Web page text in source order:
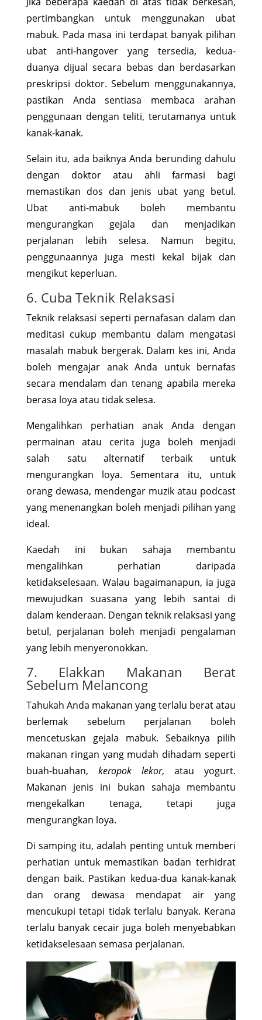
pertimbangkan untuk menggunakan ubat
mabuk. Pada masa ini terdapat banyak pilihan
ubat anti-hangover yang tersedia, kedua-
duanya dijual secara bebas dan berdasarkan
preskripsi doktor. Sebelum menggunakannya,
pastikan Anda sentiasa membaca arahan
penggunaan dengan teliti, terutamanya untuk
kanak-kanak.
Selain itu, ada baiknya Anda berunding dahulu
dengan doktor atau ahli farmasi bagi
memastikan dos dan jenis ubat yang betul.
Ubat anti-mabuk boleh membantu
mengurangkan gejala dan menjadikan
perjalanan lebih selesa. Namun begitu,
penggunaannya juga mesti kekal bijak dan
mengikut keperluan.
6. Cuba Teknik Relaksasi
Teknik relaksasi seperti pernafasan dalam dan
meditasi cukup membantu dalam mengatasi
masalah mabuk bergerak. Dalam kes ini, Anda
boleh mengajar anak Anda untuk bernafas
secara mendalam dan tenang apabila mereka
berasa loya atau tidak selesa.
Mengalihkan perhatian anak Anda dengan
permainan atau cerita juga boleh menjadi
salah satu alternatif terbaik untuk
mengurangkan loya. Sementara itu, untuk
orang dewasa, mendengar muzik atau podcast
yang menenangkan boleh menjadi pilihan yang
ideal.
Kaedah ini bukan sahaja membantu
mengalihkan perhatian daripada
ketidakselesaan. Walau bagaimanapun, ia juga
mewujudkan suasana yang lebih santai di
dalam kenderaan. Dengan teknik relaksasi yang
betul, perjalanan boleh menjadi pengalaman
yang lebih menyeronokkan.
7. Elakkan Makanan Berat
Sebelum Melancong
Tahukah Anda makanan yang terlalu berat atau
berlemak sebelum perjalanan boleh
mencetuskan gejala mabuk. Sebaiknya pilih
makanan ringan yang mudah dihadam seperti
buah-buahan, keropok lekor, atau yogurt.
Makanan jenis ini bukan sahaja membantu
mengekalkan tenaga, tetapi juga
mengurangkan loya.
Di samping itu, adalah penting untuk memberi
perhatian untuk memastikan badan terhidrat
dengan baik. Pastikan kedua-dua kanak-kanak
dan orang dewasa mendapat air yang
mencukupi tetapi tidak terlalu banyak. Kerana
terlalu banyak cecair juga boleh menyebabkan
ketidakselesaan semasa perjalanan.